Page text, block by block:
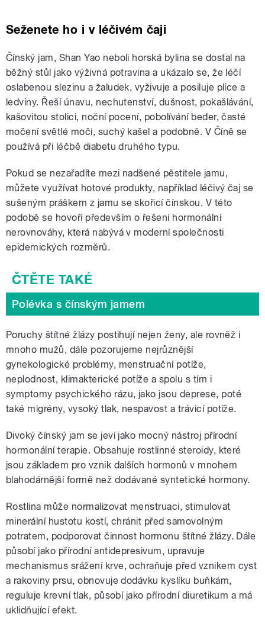
Seženete ho i v léčivém čaji
Čínský jam, Shan Yao neboli horská bylina se dostal na
běžný stůl jako výživná potravina a ukázalo se, že léčí
oslabenou slezinu a žaludek, vyživuje a posiluje plíce a
ledviny. Řeší únavu, nechutenství, dušnost, pokašlávání,
kašovitou stolici, noční pocení, pobolívání beder, časté
močení světlé moči, suchý kašel a podobně. V Číně se
používá při léčbě diabetu druhého typu.
Pokud se nezařadíte mezi nadšené pěstitele jamu,
můžete využívat hotové produkty, například léčivý čaj se
sušeným práškem z jamu se skořicí čínskou. V této
podobě se hovoří především o řešení hormonální
nerovnováhy, která nabývá v moderní společnosti
epidemických rozměrů.
Polévka s čínským jamem
Poruchy štítné žlázy postihují nejen ženy, ale rovněž i
mnoho mužů, dále pozorujeme nejrůznější
gynekologické problémy, menstruační potíže,
neplodnost, klimakterické potíže a spolu s tím i
symptomy psychického rázu, jako jsou deprese, poté
také migrény, vysoký tlak, nespavost a trávicí potíže.
Divoký čínský jam se jeví jako mocný nástroj přírodní
hormonální terapie. Obsahuje rostlinné steroidy, které
jsou základem pro vznik dalších hormonů v mnohem
blahodárnější formě než dodávané syntetické hormony.
Rostlina může normalizovat menstruaci, stimulovat
minerální hustotu kostí, chránit před samovolným
potratem, podporovat činnost hormonu štítné žlázy. Dále
působí jako přírodní antidepresivum, upravuje
mechanismus srážení krve, ochraňuje před vznikem cyst
a rakoviny prsu, obnovuje dodávku kyslíku buňkám,
reguluje krevní tlak, působí jako přírodní diuretikum a má
uklidňující efekt.